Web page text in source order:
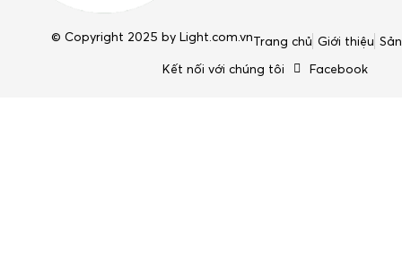
© Copyright 2025 by Light.com.vnTrang chủ Giới thiệu
Kết nối với chúng tôi
Facebook